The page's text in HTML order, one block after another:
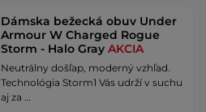
Dámska bežecká obuv Under
Armour W Charged Rogue
Storm - Halo GrayAKCIA
Neutrálny došľap, moderný vzhľad.
Technológia Storm1 Vás udrží v suchu
aj za …